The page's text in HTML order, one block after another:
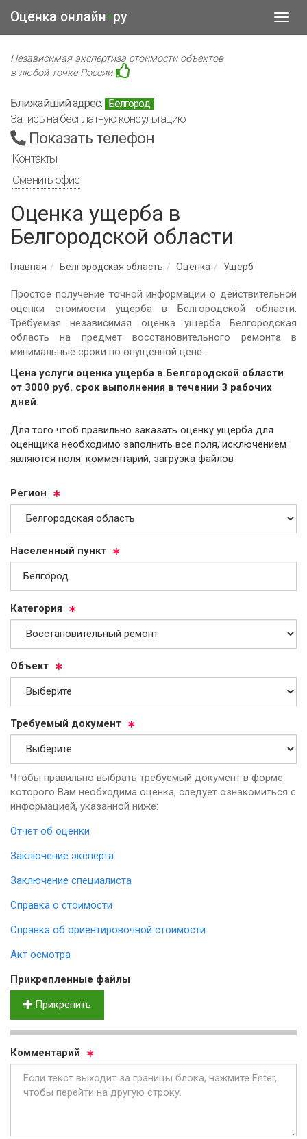
Оценка онлайн • ру
Независимая экспертиза стоимости объектов
в любой точке России
Ближайший адрес: Белгород
Запись на бесплатную консультацию
Показать телефон
Контакты
Сменить офис
Оценка ущерба в
Белгородской области
Главная Белгородская область Оценка Ущерб
Простое получение точной информации о действительной
оценки стоимости ущерба в Белгородской области.
Требуемая независимая оценка ущерба Белгородская
область на предмет восстановительного ремонта в
минимальные сроки по опущенной цене.
Цена услуги оценка ущерба в Белгородской области
от 3000 руб. cрок выполнения в течении 3 рабочих
дней.
Для того чтоб правильно заказать оценку ущерба для
оценщика необходимо заполнить все поля, исключением
являются поля: комментарий, загрузка файлов
Ре­ги­он
На­се­лен­ный пункт
Ка­те­го­рия
Объ­ект
Тре­бу­емый до­ку­мент
Чтобы правильно выбрать требуемый документ в форме
которого Вам необходима оценка, следует ознакомиться с
информацией, указанной ниже:
Отчет об оценки
Заключение эксперта
Заключение специалиста
Справка о стоимости
Справка об ориентировочной стоимости
Акт осмотра
Прик­реп­лен­ные фай­лы
Прикрепить
Ком­мен­та­рий